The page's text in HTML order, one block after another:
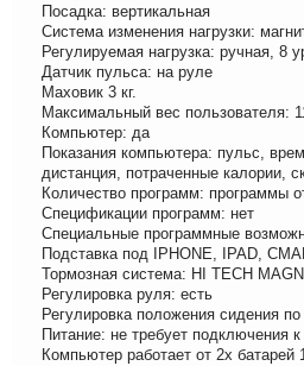
Посадка: вертикальная
Система изменения нагрузки:
Регулируемая нагрузка: ручная, 8
Датчик пульса: на руле
Маховик 3 кг.
Максимальный вес пользователя:
Компьютер: да
Показания компьютера: пульс,
дистанция, потраченные калории,
Количество программ: программы
Спецификации программ: нет
Специальные программные
Подставка под IPHONE, IPAD,
Тормозная система: HI TECH
Регулировка руля: есть
Регулировка положения сидения
Питание: не требует подключения к
Компьютер работает от 2х